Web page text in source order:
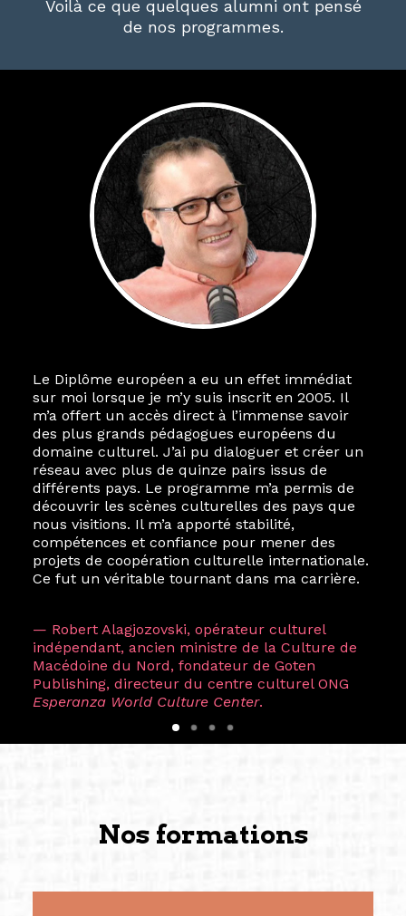
Voilà ce que quelques alumni ont pensé
de nos programmes.
Le Diplôme européen a eu un effet immédiat
sur moi lorsque je m’y suis inscrit en 2005. Il
m’a offert un accès direct à l’immense savoir
des plus grands pédagogues européens du
domaine culturel. J’ai pu dialoguer et créer un
réseau avec plus de quinze pairs issus de
différents pays. Le programme m’a permis de
découvrir les scènes culturelles des pays que
nous visitions. Il m’a apporté stabilité,
compétences et confiance pour mener des
projets de coopération culturelle internationale.
Ce fut un véritable tournant dans ma carrière.
— Robert Alagjozovski, opérateur culturel
indépendant, ancien ministre de la Culture de
Macédoine du Nord, fondateur de Goten
Publishing, directeur du centre culturel ONG
Esperanza World Culture Center.
Nos formations